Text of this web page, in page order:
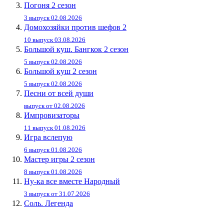
Погоня 2 сезон
3 выпуск 02.08.2026
Домохозяйки против шефов 2
10 выпуск 03.08.2026
Большой куш. Бангкок 2 сезон
5 выпуск 02.08.2026
Большой куш 2 сезон
5 выпуск 02.08.2026
Песни от всей души
выпуск от 02.08.2026
Импровизаторы
11 выпуск 01.08.2026
Игра вслепую
6 выпуск 01.08.2026
Мастер игры 2 сезон
8 выпуск 01.08.2026
Ну-ка все вместе Народный
3 выпуск от 31.07.2026
Соль. Легенда